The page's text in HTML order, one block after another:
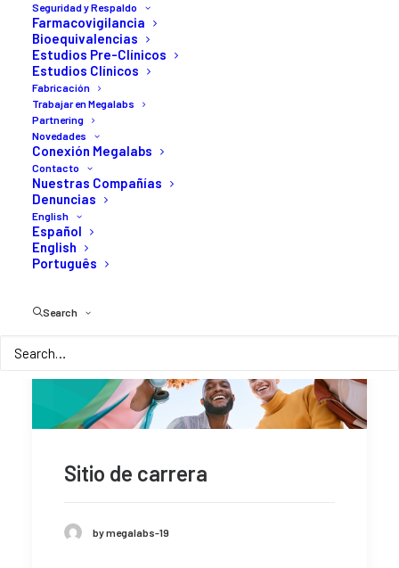
Seguridad y Respaldo
Farmacovigilancia
Bioequivalencias
Estudios Pre-Clínicos
Estudios Clínicos
Fabricación
Trabajar en Megalabs
Partnering
Novedades
Conexión Megalabs
Contacto
Nuestras Compañías
Denuncias
English
Español
English
Português
Search
Archives Instapost
Sitio de carrera
by megalabs-19